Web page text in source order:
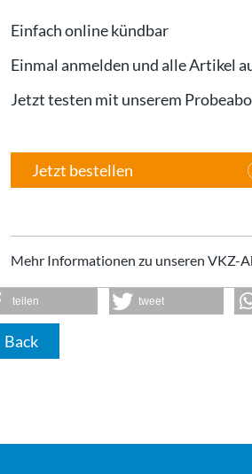
Einfach online kündbar
Einmal anmelden und alle Artikel
Jetzt testen mit unserem
Jetzt bestellen
Mehr Informationen zu unseren VKZ-
teilen tweet
Back